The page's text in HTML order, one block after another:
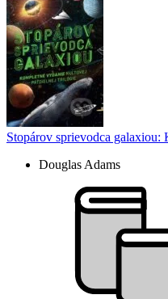
Stopárov sprievodca galaxiou:
Douglas Adams